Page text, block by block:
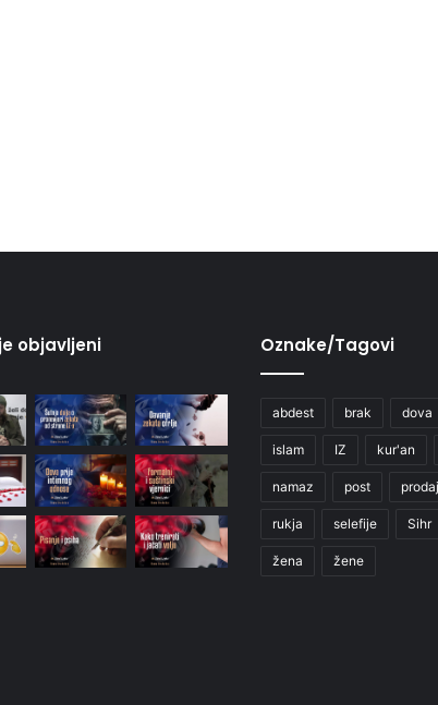
objavljeni Oznake/Tagovi
abdest brak dova
islam IZ kur'an
namaz post
rukja selefije Sihr
žena žene